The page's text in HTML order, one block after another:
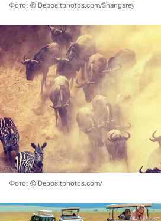
Фото: © Depositphotos.com/Shangarey
Фото: © Depositphotos.com/